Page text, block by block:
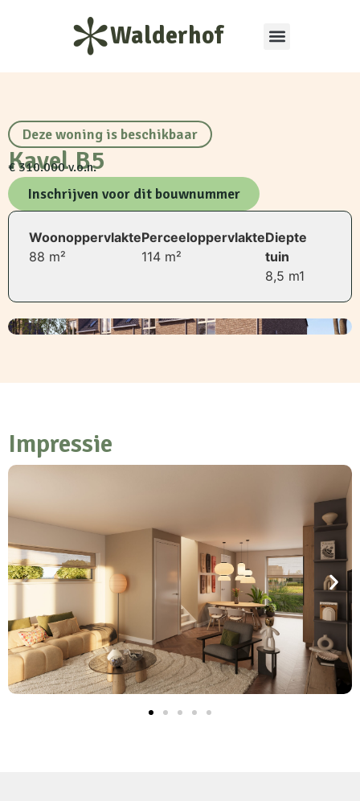
Walderhof
Deze woning is beschikbaar
Kavel B5
€ 310.000 v.o.n.
Inschrijven voor dit bouwnummer
Woonoppervlakte
88 m²
Perceeloppervlakte
114 m²
Diepte
tuin
8,5 m1
Impressie